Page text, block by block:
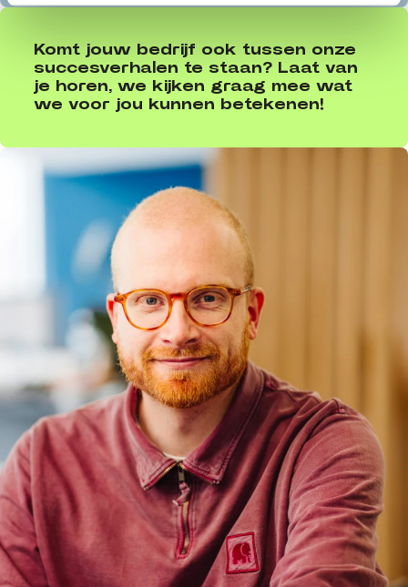
Komt jouw bedrijf ook tussen onze
succesverhalen te staan? Laat van
je horen, we kijken graag mee wat
we voor jou kunnen betekenen!